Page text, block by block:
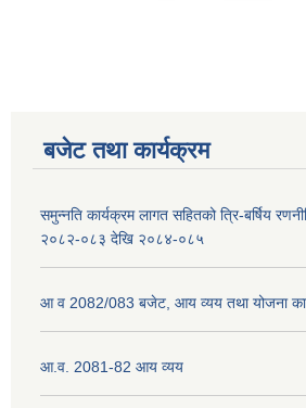
बजेट तथा कार्यक्रम
समुन्नति कार्यक्रम लागत सहितको त्रि-बर्षिय
२०८२-०८३ देखि २०८४-०८५
आ व 2082/083 बजेट, आय व्यय तथा योजना
आ.व. 2081-82 आय व्यय